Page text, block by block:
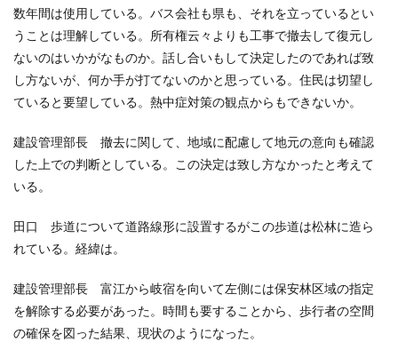
数年間は使用している。バス会社も県も、それを立っているとい
うことは理解している。所有権云々よりも工事で撤去して復元し
ないのはいかがなものか。話し合いもして決定したのであれば致
し方ないが、何か手が打てないのかと思っている。住民は切望し
ていると要望している。熱中症対策の観点からもできないか。
建設管理部長 撤去に関して、地域に配慮して地元の意向も確認
した上での判断としている。この決定は致し方なかったと考えて
いる。
田口 歩道について道路線形に設置するがこの歩道は松林に造ら
れている。経緯は。
建設管理部長 富江から岐宿を向いて左側には保安林区域の指定
を解除する必要があった。時間も要することから、歩行者の空間
の確保を図った結果、現状のようになった。